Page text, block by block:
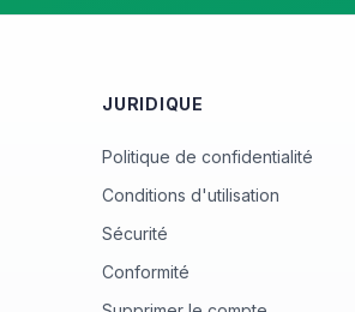
JURIDIQUE
Politique de confidentialité
Conditions d'utilisation
Sécurité
Conformité